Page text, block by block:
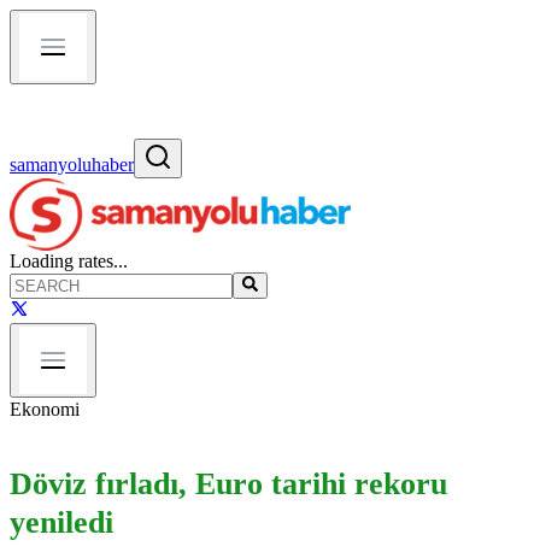
samanyoluhaber
Loading rates...
Ekonomi
Döviz fırladı, Euro tarihi rekoru
yeniledi